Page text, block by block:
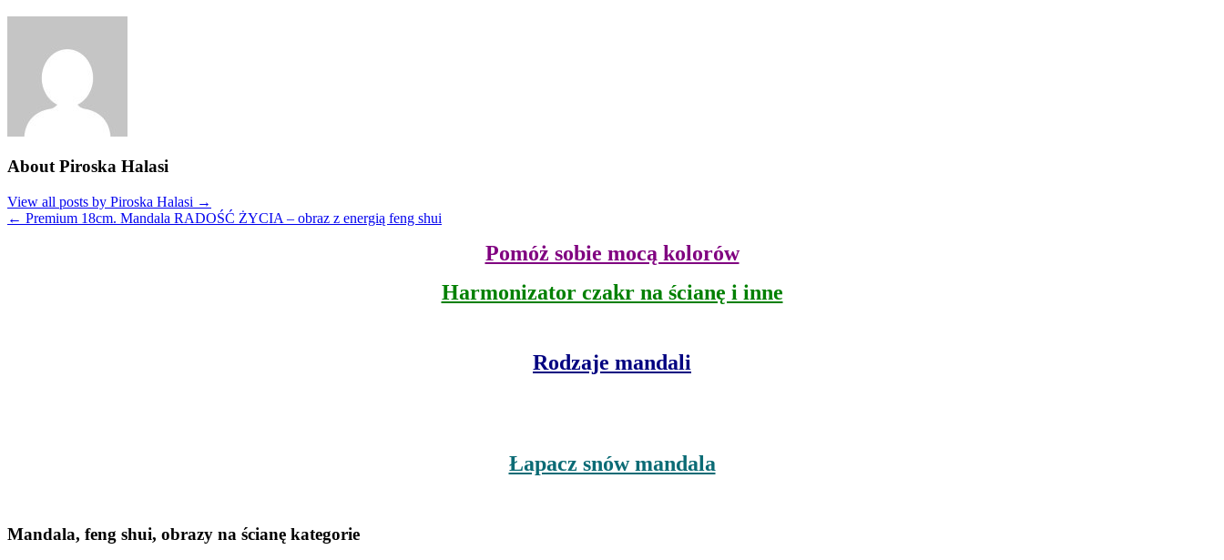
About Piroska Halasi
View all posts by Piroska Halasi →
← Premium 18cm. Mandala RADOŚĆ ŻYCIA – obraz z energią feng shui
Pomóż sobie mocą kolorów
Harmonizator czakr na ścianę i inne
Rodzaje mandali
Łapacz snów mandala
Mandala, feng shui, obrazy na ścianę kategorie